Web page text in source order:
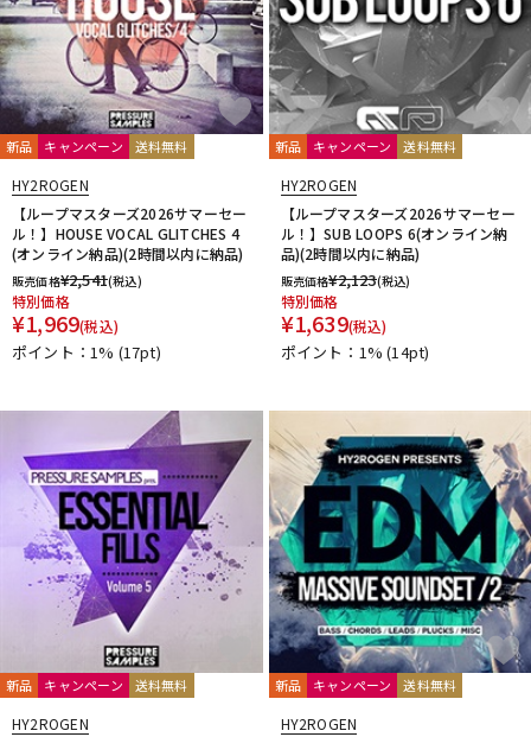
新品 キャンペーン 送料無料
HY2ROGEN
【ループマスターズ2026サマーセー
ル！】HOUSE VOCAL GLITCHES 4
(オンライン納品)(2時間以内に納品)
販売価格¥2,541(税込)
特別価格
¥1,969(税込)
ポイント：1% (17pt)
新品 キャンペーン 送料無料
HY2ROGEN
【ループマスターズ2026サマーセー
ル！】SUB LOOPS 6(オンライン納
品)(2時間以内に納品)
販売価格¥2,123(税込)
特別価格
¥1,639(税込)
ポイント：1%(14pt)
新品 キャンペーン 送料無料
HY2ROGEN
新品 キャンペーン 送料無料
HY2ROGEN